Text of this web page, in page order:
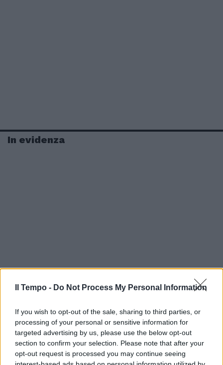
Il Tempo - Do Not Process My Personal Information
If you wish to opt-out of the sale, sharing to third parties, or
processing of your personal or sensitive information for
targeted advertising by us, please use the below opt-out
section to confirm your selection. Please note that after your
opt-out request is processed you may continue seeing
In evidenza